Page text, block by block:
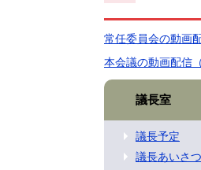
常任委員会の動画
本会議の動画配信
議長室
議長予定
議長あいさつ